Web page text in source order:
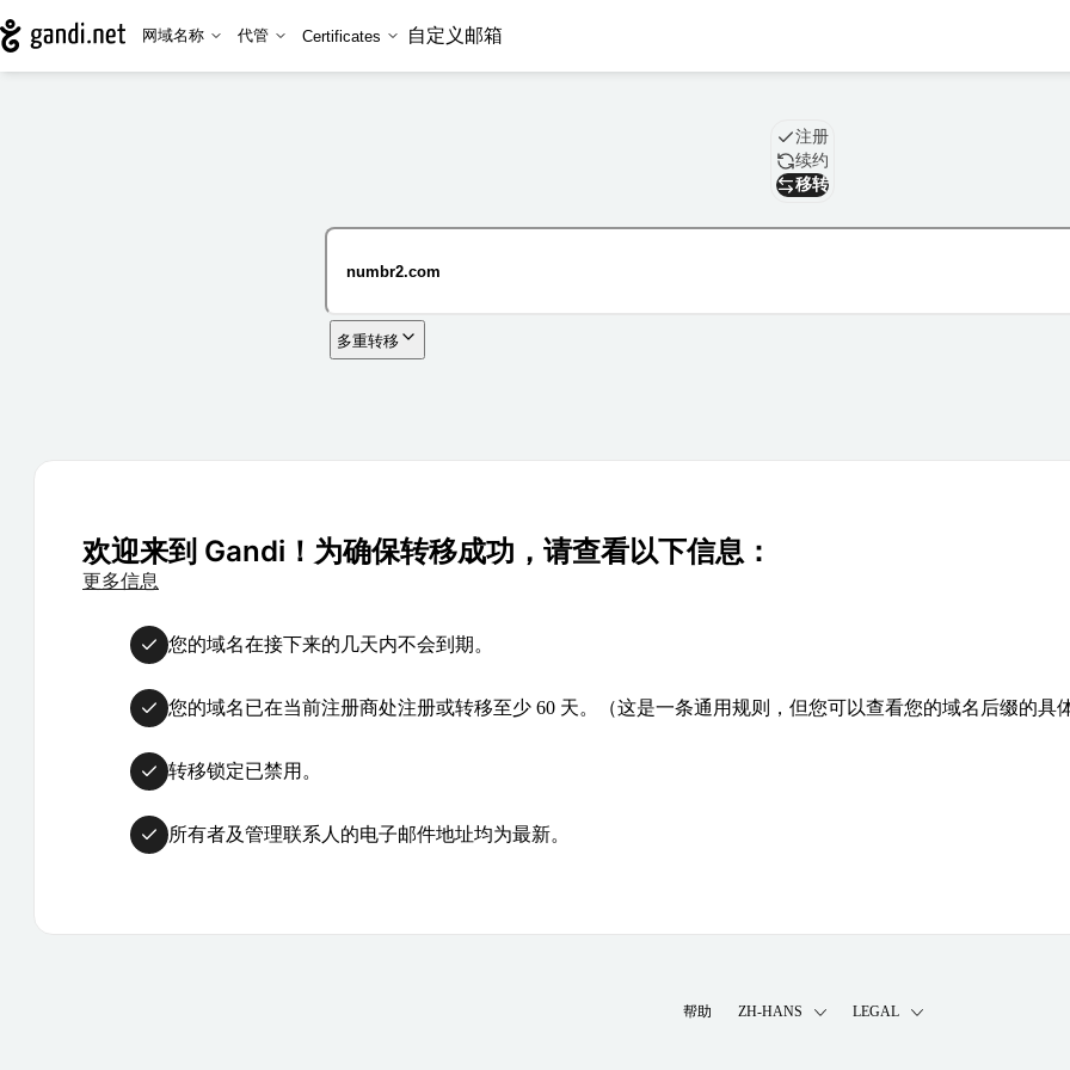
网域名称 代管 Certificates 自定义邮箱
域名注册
续约
移转
多重转移
欢迎来到 Gandi！为确保转移成功，请查看以下信息：
更多信息
您的域名在接下来的几天内不会到期。
您的域名已在当前注册商处注册或转移至少 60 天。（这是一条通用规则，但您可以查看您的域名后缀的具
转移锁定已禁用。
所有者及管理联系人的电子邮件地址均为最新。
帮助 ZH-HANS LEGAL